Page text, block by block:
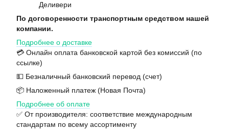
Деливери
По договоренности транспортным средством нашей
компании.
Подробнее о доставке
💳 Онлайн оплата банковской картой без комиссий (по
ссылке)
💵 Безналичный банковский перевод (счет)
📦 Наложенный платеж (Новая Почта)
Подробнее об оплате
✅ От производителя: соответствие международным
стандартам по всему ассортименту